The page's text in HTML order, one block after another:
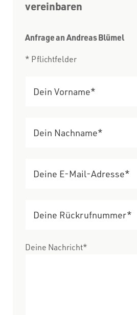
vereinbaren
Anfrage an Andreas Blümel
* Pflichtfelder
Deine Nachricht*